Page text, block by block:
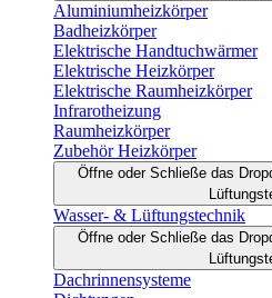
Aluminiumheizkörper
Badheizkörper
Elektrische Handtuchwärmer
Elektrische Heizkörper
Elektrische Raumheizkörper
Infrarotheizung
Raumheizkörper
Zubehör Heizkörper
Öffne oder Schließe das
Wasser- & Lüftungstechnik
Öffne oder Schließe das
Dachrinnensysteme